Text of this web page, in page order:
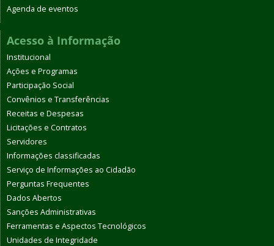
Agenda de eventos
Acesso à Informação
Institucional
Ações e Programas
Participação Social
Convênios e Transferências
Receitas e Despesas
Licitações e Contratos
Servidores
Informações classificadas
Serviço de Informações ao Cidadão
Perguntas Frequentes
Dados Abertos
Sanções Administrativas
Ferramentas e Aspectos Tecnológicos
Unidades de Integridade